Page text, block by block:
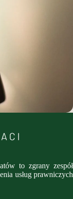
to zgrany zespół
usług prawniczych